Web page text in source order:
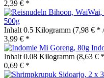
2,39 € *
500g
Inhalt 0.5 Kilogramm (7,98 € *
3,99 € *
Inhalt 0.08 Kilogramm (8,63 €
0,69 € *